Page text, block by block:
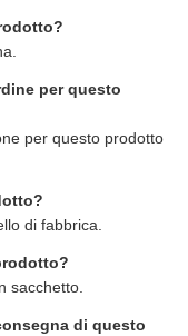
per questo
per questo prodotto
di fabbrica.
sacchetto.
di questo